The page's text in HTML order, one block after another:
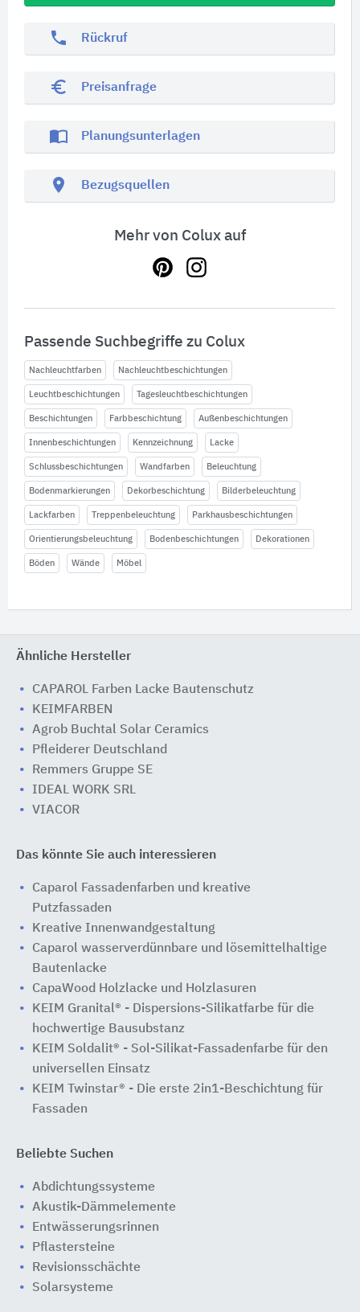
phone Rückruf
euro_symbol Preisanfrage
import_contacts Planungsunterlagen
location_on Bezugsquellen
Mehr von Colux auf
Passende Suchbegriffe zu Colux
Nachleuchtfarben Nachleuchtbeschichtungen
Leuchtbeschichtungen Tagesleuchtbeschichtungen
Beschichtungen Farbbeschichtung Außenbeschichtungen
Innenbeschichtungen Kennzeichnung Lacke
Schlussbeschichtungen Wandfarben Beleuchtung
Bodenmarkierungen Dekorbeschichtung Bilderbeleuchtung
Lackfarben Treppenbeleuchtung Parkhausbeschichtungen
Orientierungsbeleuchtung Bodenbeschichtungen Dekorationen
Böden Wände Möbel
Ähnliche Hersteller
CAPAROL Farben Lacke Bautenschutz
KEIMFARBEN
Agrob Buchtal Solar Ceramics
Pfleiderer Deutschland
Remmers Gruppe SE
IDEAL WORK SRL
VIACOR
Das könnte Sie auch interessieren
Caparol Fassadenfarben und kreative
Putzfassaden
Kreative Innenwandgestaltung
Caparol ​wasserverdünnbare und lösemittelhaltige
Bautenlacke
CapaWood Holzlacke und Holzlasuren
KEIM Granital® - Dispersions-Silikatfarbe für die
hochwertige Bausubstanz
KEIM Soldalit® - Sol-Silikat-Fassadenfarbe für den
universellen Einsatz
KEIM Twinstar® - Die erste 2in1-Beschichtung für
Fassaden
Beliebte Suchen
Abdichtungssysteme
Akustik-Dämmelemente
Entwässerungsrinnen
Pflastersteine
Revisionsschächte
Solarsysteme